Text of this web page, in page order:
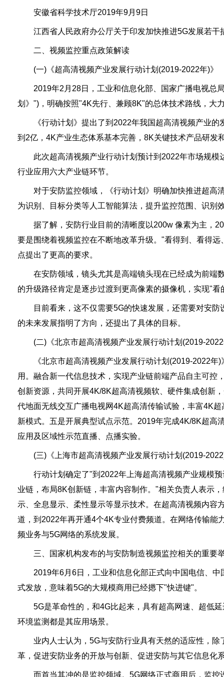
安徽省科学技术厅2019年9月9日
江西省人民政府办公厅关于印发加快推进5G发展若干
二、视频监控重点政策解读
(一)《超高清视频产业发展行动计划(2019-2022年)》
2019年2月28日，工业和信息化部、国家广播电视总局
划》")，明确按照"4K先行、兼顾8K"的总体技术路线，大
《行动计划》提出了到2022年我国超高清视频产业的
到2亿，4K产业生态体系基本完善，8K关键技术产品研发
此次超高清视频产业行动计划预计到2022年市场规模
行业应用六大产业链环节。
对于安防监控领域，《行动计划》明确加快推进超高
为识别、目标分类等人工智能算法，提升监控范围、识别
据了解，安防行业目前的清晰度以200w 像素为主，
要是围绕着视频监控在不断地改革升级。"看得到、看得
点提出了更高的要求。
在安防领域，镜头尤其是高端镜头现在已经成为前端
的升级路径肯定是逐步过渡到更高像素的摄像机，实现"
目前看来，这不仅需要5G的快速发展，还需要对安防
的未来发展指明了方向，还提出了具体的目标。
(二)《北京市超高清视频产业发展行动计划(2019-
《北京市超高清视频产业发展行动计划(2019-2022年)
用。融合新一代信息技术，实现产业链前端产品自主可
创新资源，共同开展4K/8K超高清视频软、硬件集成创新
代地面无线交互广播电视网4K超高清传输试验，丰富4K
新模式。五是开展典型试点示范。2019年完成4K/8K超高
应用及区域性示范直播、点播实验。
(三)《上海市超高清视频产业发展行动计划(2019-
行动计划确定了"到2022年上海超高清视频产业规模预
业链，布局8K创新链，丰富内容制作。"相关负责人表示
示、全息显示、柔性显示等显示技术。在超高清视频内
道，到2022年再开通4个4K专业付费频道。在网络传输能
频业务与5G网络的系统发展。
三、国家机构发布的与安防制造视频监控相关的重要
2019年6月6日，工业和信息化部正式向中国电信、中
式发放，意味着5G的大规模商用已经摁下"快进键"。
5G是革命性的，和4G比起来，具有超高网速、超低延
环境监测都是其应用场景。
业内人士认为，5G与安防行业具有天然的适应性，除
革，促进安防业务的开放与创新、促进安防与其它信息化
而首当其冲的是监控领域。5G网络正式商用后，监控